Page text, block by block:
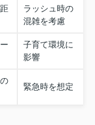
ラッシュ時の
混雑を考慮
子育て環境に
影響
緊急時を想定